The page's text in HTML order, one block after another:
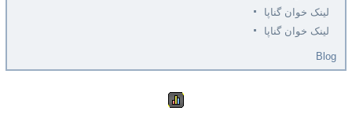
لینک خوان گناپا
لینک خوان گناپا
Blog